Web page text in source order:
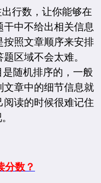
行数，让你能够在
中不给出相关信息
照文章顺序来安排
区域不会太难。
随机排序的，一般
章中的细节信息就
读的时候很难记住
分数？